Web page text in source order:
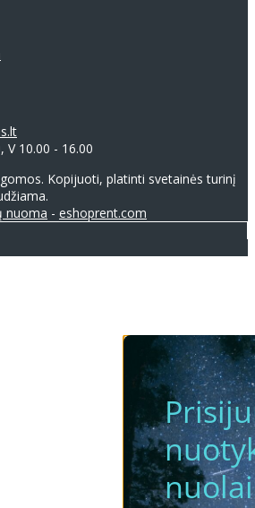
V 10.00 - 16.00
Kopijuoti, platinti svetainės turinį
nuoma - eshoprent.com